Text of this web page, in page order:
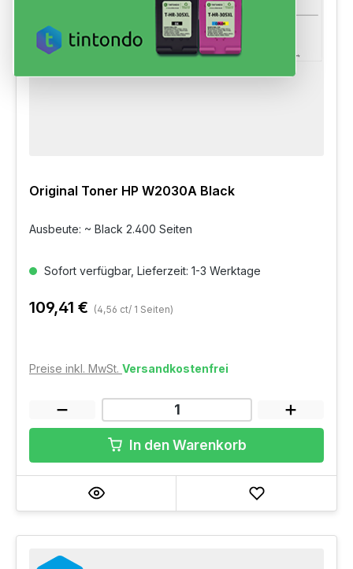
Original Toner HP W2030A Black
Ausbeute: ~ Black 2.400 Seiten
Sofort verfügbar, Lieferzeit: 1-3 Werktage
109,41 € (4,56 ct/ 1 Seiten)
Preise inkl. MwSt. Versandkostenfrei
In den Warenkorb